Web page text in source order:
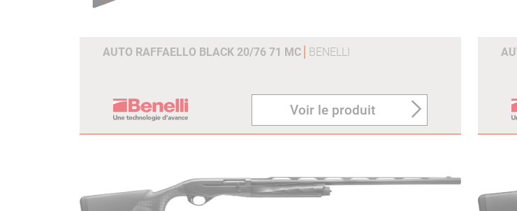
AUTO RAFFAELLO BLACK 20/76 71 MC BENELLI
Voir le produit